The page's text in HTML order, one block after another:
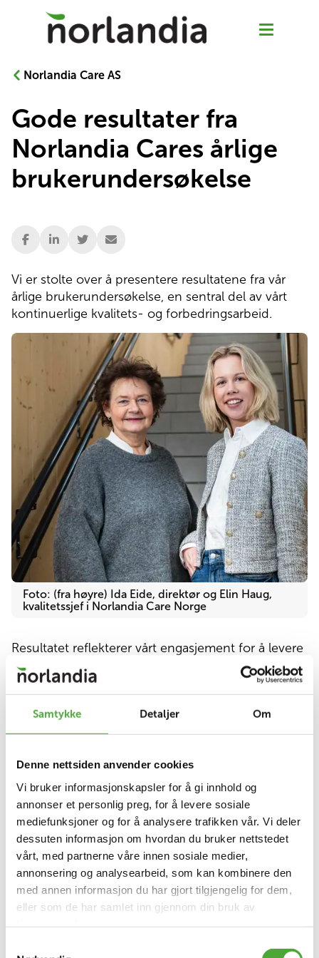
Samtykke Detaljer Om
Denne nettsiden anvender cookies
Vi bruker informasjonskapsler for å gi innhold og
annonser et personlig preg, for å levere sosiale
mediefunksjoner og for å analysere trafikken vår. Vi deler
dessuten informasjon om hvordan du bruker nettstedet
vårt, med partnerne våre innen sosiale medier,
annonsering og analysearbeid, som kan kombinere den
med annen informasjon du har gjort tilgjengelig for dem,
eller som de har samlet inn gjennom din bruk av
Våre tjenester
Hjemmetjenester
Sykehjem
Pasienthotell
Om Norlandia
Kontakt oss
Jobb hos oss
Norlandia Care AS
Gode resultater fra
Norlandia Cares årlige
brukerundersøkelse
Vi er stolte over å presentere resultatene fra vår
årlige brukerundersøkelse, en sentral del av vårt
kontinuerlige kvalitets- og forbedringsarbeid.
Foto: (fra høyre) Ida Eide, direktør og Elin Haug,
kvalitetssjef i Norlandia Care Norge
Resultatet reflekterer vårt engasjement for å levere
eldreomsorg av høyeste kvalitet, i tråd med våre
ISO-standarder.
Tilbakemeldingene fra våre beboere og deres
pårørende er uvurderlige. De gir oss konkret
innsikt i vårt arbeid med å forbedre og tilpasse våre
tjenester. Undersøkelsen ble gjennomført i
desember 2023, og responsen var overveldende
positiv. Beboerne rangerer oss fra 1 til 6 gjennom
en rekke spørsmål, og vi er godt tilfreds med en
gjennomsnittsskår på 5,4. Pårørende ga oss en
score på 4,9.